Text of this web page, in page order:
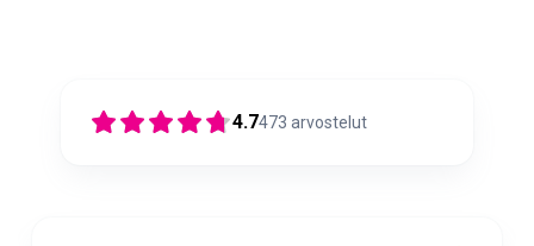
4.7473 arvostelut